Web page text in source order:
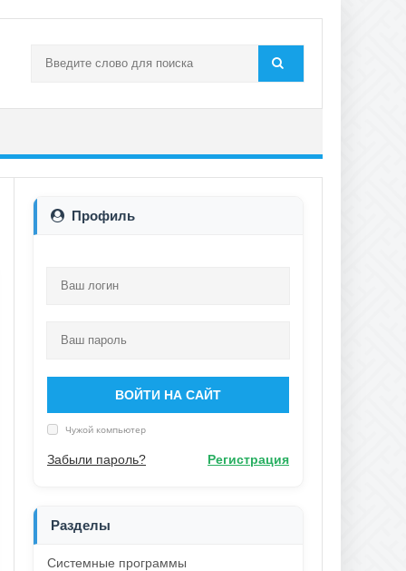
Профиль
ВОЙТИ НА САЙТ
Чужой компьютер
Забыли пароль? Регистрация
Разделы
Системные программы